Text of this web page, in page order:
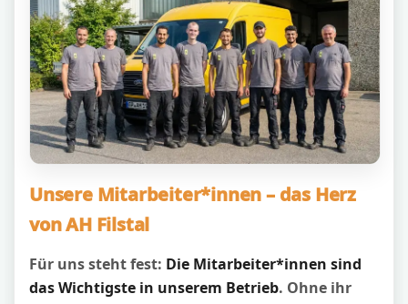
Unsere Mitarbeiter*innen – das Herz
von AH Filstal
Für uns steht fest: Die Mitarbeiter*innen sind
das Wichtigste in unserem Betrieb. Ohne ihr